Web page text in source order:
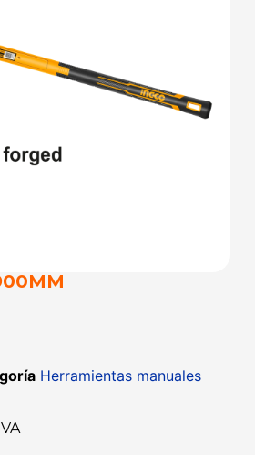
Herramientas manuales